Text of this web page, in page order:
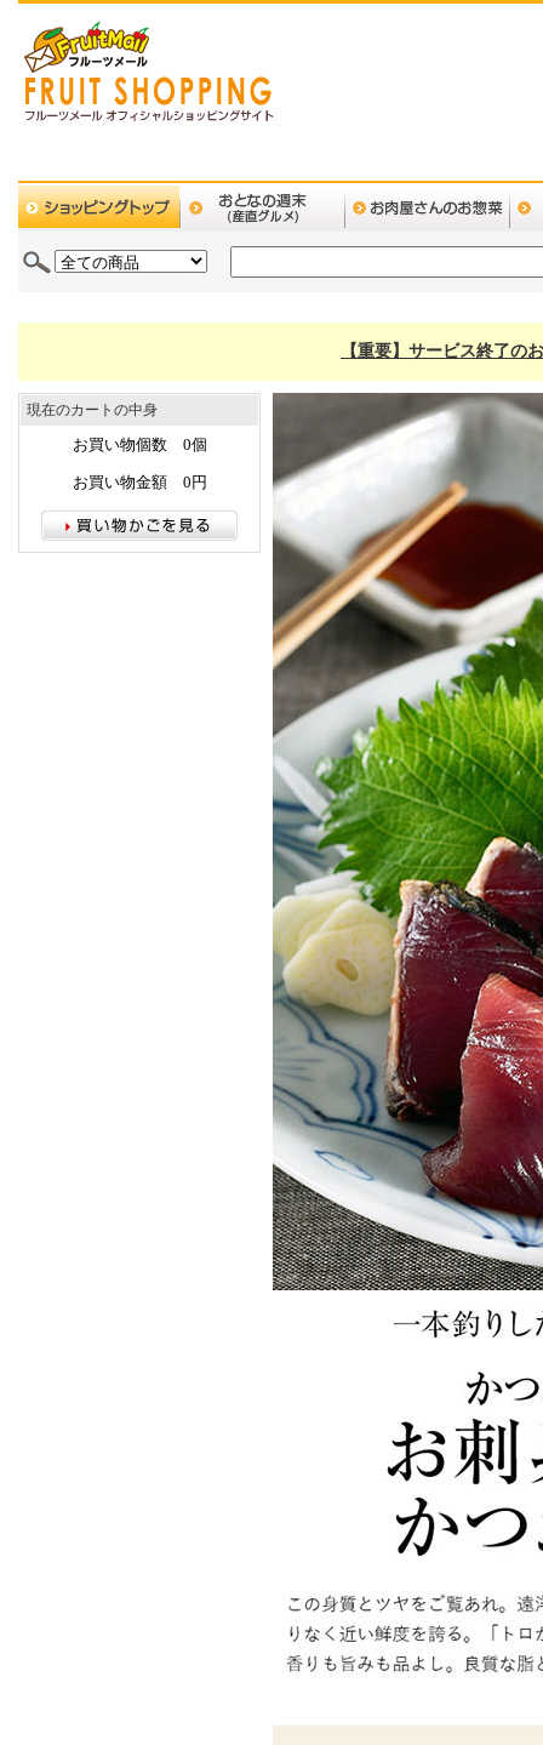
【重要】サービス終了の
現在のカートの中身
お買い物個数 0個
お買い物金額 0円